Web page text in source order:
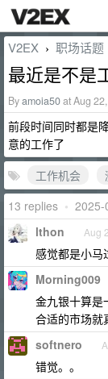
V2EX › 职场话题
最近是不是
Byamoia50at Aug
前段时间同时都是
意的工作了
工作机会
13 replies • 2025-
lthon Aug
感觉都是小马
Morning009
金九银十算是
合适的市场就
softnero
错觉。。